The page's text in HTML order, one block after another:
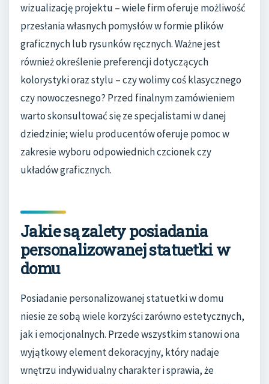
wizualizację projektu – wiele firm oferuje możliwość
przesłania własnych pomysłów w formie plików
graficznych lub rysunków ręcznych. Ważne jest
również określenie preferencji dotyczących
kolorystyki oraz stylu – czy wolimy coś klasycznego
czy nowoczesnego? Przed finalnym zamówieniem
warto skonsultować się ze specjalistami w danej
dziedzinie; wielu producentów oferuje pomoc w
zakresie wyboru odpowiednich czcionek czy
układów graficznych.
Jakie są zalety posiadania
personalizowanej statuetki w
domu
Posiadanie personalizowanej statuetki w domu
niesie ze sobą wiele korzyści zarówno estetycznych,
jak i emocjonalnych. Przede wszystkim stanowi ona
wyjątkowy element dekoracyjny, który nadaje
wnętrzu indywidualny charakter i sprawia, że